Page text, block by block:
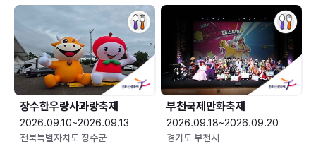
장수한우랑사과랑축제
2026.09.10~2026.09.13
전북특별자치도 장수군
부천국제만화축제
2026.09.18~2026.09.20
경기도 부천시